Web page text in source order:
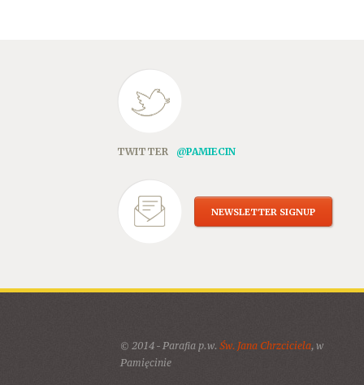
TWITTER @PAMIECIN
NEWSLETTER SIGNUP
© 2014 - Parafia p.w. Św. Jana Chrzciciela, w
Pamięcinie